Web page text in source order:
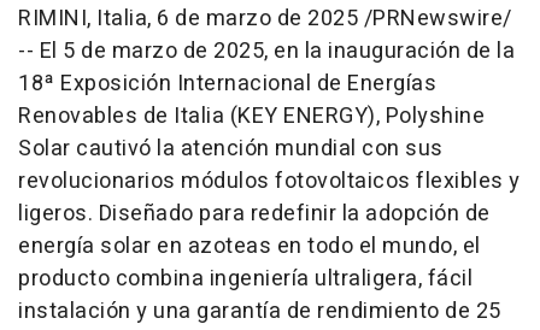
RIMINI, Italia, 6 de marzo de 2025/PRNewswire/
-- El 5 de marzo de 2025, en la inauguración de la
18ª Exposición Internacional de Energías
Renovables de Italia (KEY ENERGY), Polyshine
Solar cautivó la atención mundial con sus
revolucionarios módulos fotovoltaicos flexibles y
ligeros. Diseñado para redefinir la adopción de
energía solar en azoteas en todo el mundo, el
producto combina ingeniería ultraligera, fácil
instalación y una garantía de rendimiento de 25